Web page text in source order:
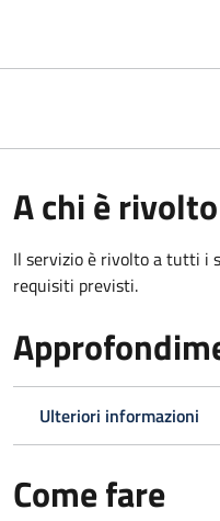
A chi è rivolto
Il servizio è rivolto a tutti i
requisiti previsti.
Ulteriori informazioni
Come fare